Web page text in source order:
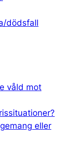
dödsfall
våld mot
eller